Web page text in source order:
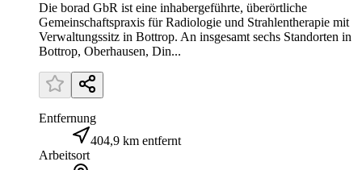
Die borad GbR ist eine inhabergeführte, überörtliche
Gemeinschaftspraxis für Radiologie und Strahlentherapie mit
Verwaltungssitz in Bottrop. An insgesamt sechs Standorten in
Bottrop, Oberhausen, Din...
Entfernung
404,9 km entfernt
Arbeitsort